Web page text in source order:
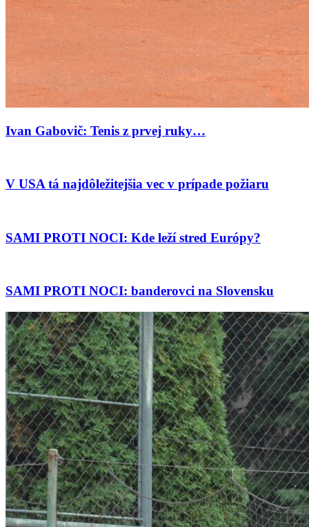
Ivan Gabovič: Tenis z prvej ruky…
V USA tá najdôležitejšia vec v prípade požiaru
SAMI PROTI NOCI: Kde leží stred Európy?
SAMI PROTI NOCI: banderovci na Slovensku